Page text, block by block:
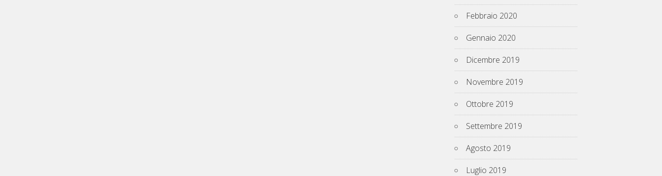
Febbraio 2020
Gennaio 2020
Dicembre 2019
Novembre 2019
Ottobre 2019
Settembre 2019
Agosto 2019
Luglio 2019